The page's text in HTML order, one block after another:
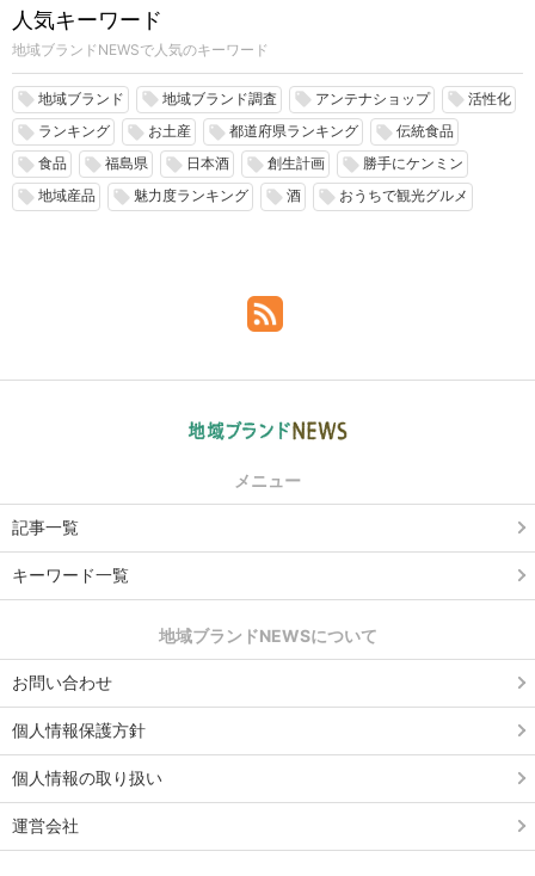
人気キーワード
地域ブランドNEWSで人気のキーワード
local_offer 地域ブランド local_offer 地域ブランド調査 local_offer アンテナショップ local_offer 活性化
local_offer ランキング local_offer お土産 local_offer 都道府県ランキング local_offer 伝統食品
local_offer 食品 local_offer 福島県 local_offer 日本酒 local_offer 創生計画 local_offer 勝手にケンミン
local_offer 地域産品 local_offer 魅力度ランキング local_offer 酒 local_offer おうちで観光グルメ
メニュー
記事一覧
キーワード一覧
地域ブランドNEWSについて
お問い合わせ
個人情報保護方針
個人情報の取り扱い
運営会社